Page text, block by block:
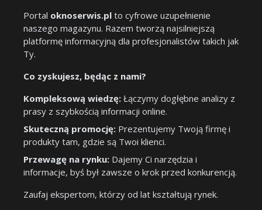
Portal oknoserwis.pl to cyfrowe uzupełnienie
naszego magazynu. Razem tworzą najsilniejszą
platformę informacyjną dla profesjonalistów takich jak
Ty.
Co zyskujesz, będąc z nami?
Kompleksową wiedzę: Łączymy dogłębne analizy z
prasy z szybkością informacji online.
Skuteczną promocję: Prezentujemy Twoją firmę i
produkty tam, gdzie są Twoi klienci.
Przewagę na rynku: Dajemy Ci narzędzia i
informacje, byś był zawsze o krok przed konkurencją.
Zaufaj ekspertom, którzy od lat kształtują rynek.